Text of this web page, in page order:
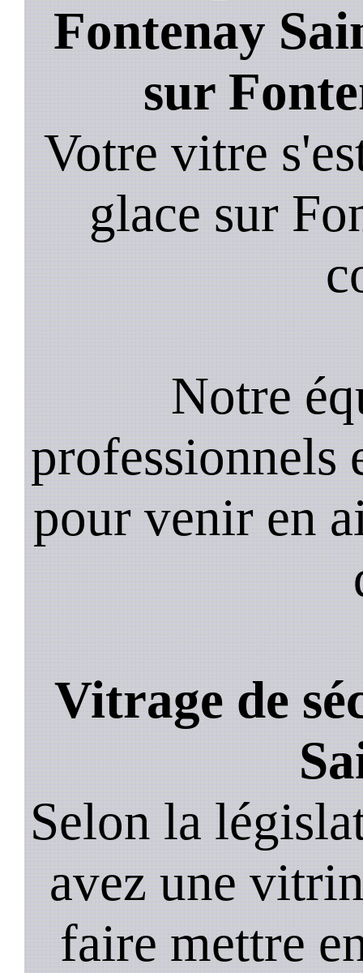
Fontenay
sur
Votre vitre
glace sur
Notre
professionnels
pour venir en
Vitrage de
Selon la
avez une
faire mettre